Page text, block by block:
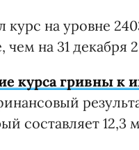
на уровне
на 31 декабря
курса гривны к
составляет 12,3